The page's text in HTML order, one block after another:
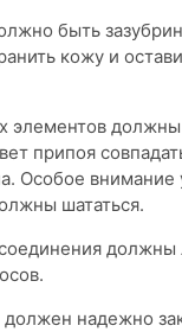
быть
кожу и
элементов
припоя
Особое внимание
шататься.
должны
надежно